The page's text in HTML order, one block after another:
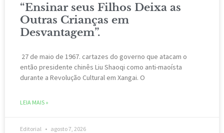
“Ensinar seus Filhos Deixa as
Outras Crianças em
Desvantagem”.
27 de maio de 1967. cartazes do governo que atacam o
então presidente chinês Liu Shaoqi como anti-maoísta
durante a Revolução Cultural em Xangai. O
LEIA MAIS »
Editorial agosto 7, 2026